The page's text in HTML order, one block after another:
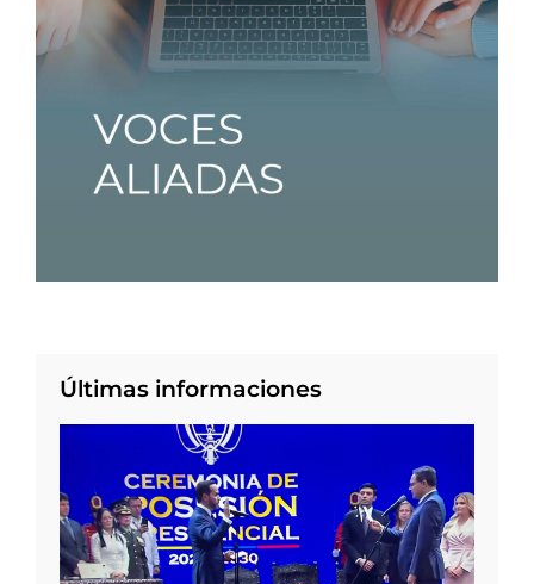
Últimas informaciones